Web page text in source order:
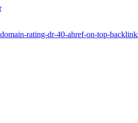
rating-dr-40-ahref-on-top-